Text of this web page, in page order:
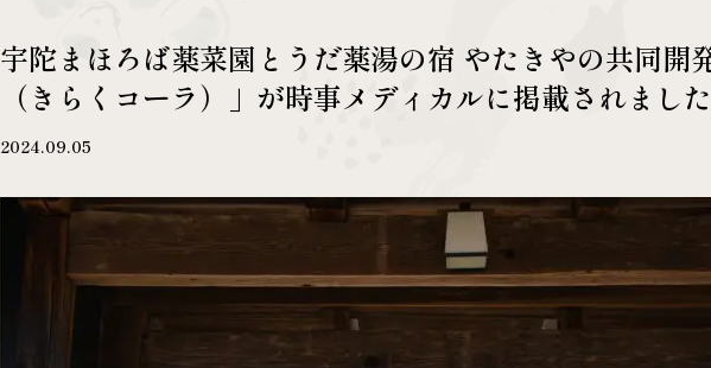
宇陀まほろば薬菜園とうだ薬湯の宿 やたきやの共同開
（きらくコーラ）」が時事メディカルに掲載されまし
2024.09.05